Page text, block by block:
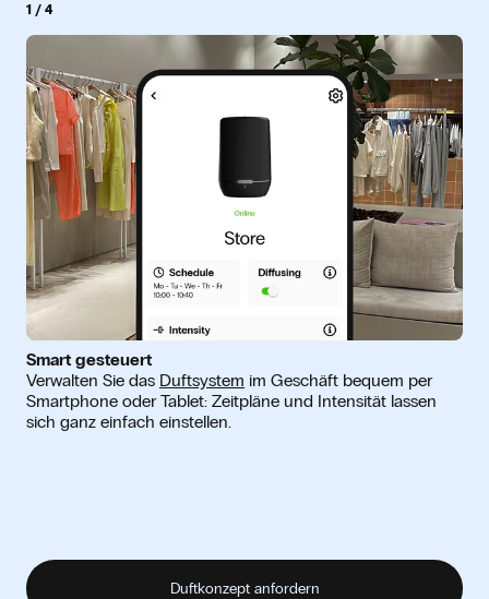
1 / 4
Smart gesteuert
Verwalten Sie das Duftsystem im Geschäft bequem per
Smartphone oder Tablet: Zeitpläne und Intensität lassen
sich ganz einfach einstellen.
Duftkonzept anfordern